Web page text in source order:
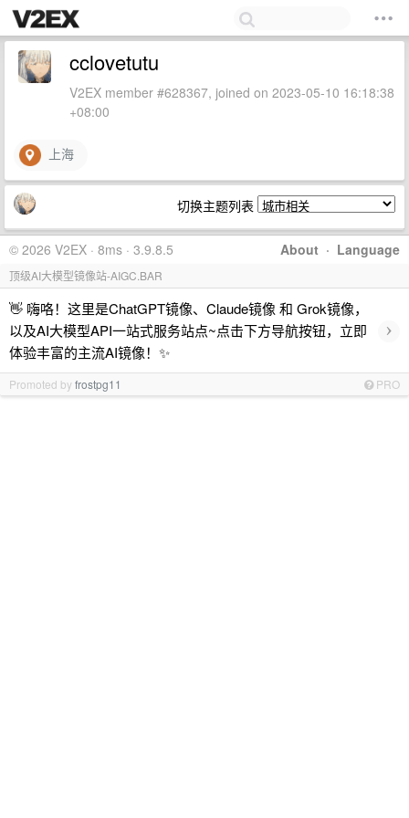
cclovetutu
V2EX member #628367, joined on 2023-05-10 16:18:38
+08:00
上海
切换主题列表
About · Language
© 2026 V2EX · 8ms · 3.9.8.5
顶级AI大模型镜像站-AIGC.BAR
👋 嗨咯！这里是ChatGPT镜像、Claude镜像 和 Grok镜像，
以及AI大模型API一站式服务站点~点击下方导航按钮，立即
体验丰富的主流AI镜像！✨
›
Promoted byfrostpg11 PRO